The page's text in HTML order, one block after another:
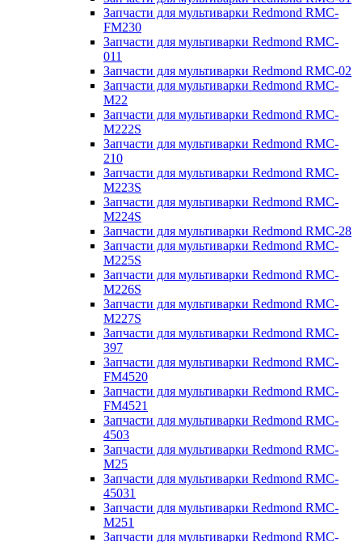
Запчасти для мультиварки Redmond RMC-
FM230
Запчасти для мультиварки Redmond RMC-
011
Запчасти для мультиварки Redmond RMC-02
Запчасти для мультиварки Redmond RMC-
M22
Запчасти для мультиварки Redmond RMC-
M222S
Запчасти для мультиварки Redmond RMC-
210
Запчасти для мультиварки Redmond RMC-
M223S
Запчасти для мультиварки Redmond RMC-
M224S
Запчасти для мультиварки Redmond RMC-28
Запчасти для мультиварки Redmond RMC-
M225S
Запчасти для мультиварки Redmond RMC-
M226S
Запчасти для мультиварки Redmond RMC-
M227S
Запчасти для мультиварки Redmond RMC-
397
Запчасти для мультиварки Redmond RMC-
FM4520
Запчасти для мультиварки Redmond RMC-
FM4521
Запчасти для мультиварки Redmond RMC-
4503
Запчасти для мультиварки Redmond RMC-
M25
Запчасти для мультиварки Redmond RMC-
45031
Запчасти для мультиварки Redmond RMC-
M251
Запчасти для мультиварки Redmond RMC-